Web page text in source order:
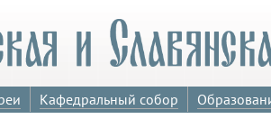
Кафедральный собор